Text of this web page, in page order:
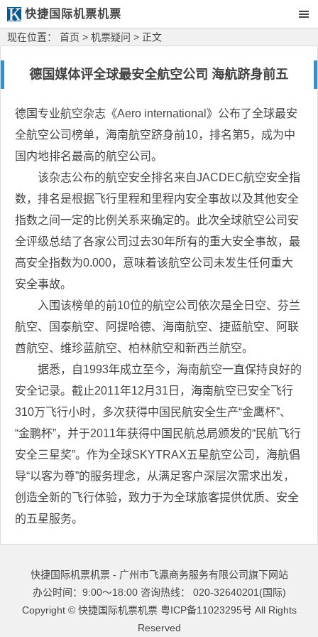
快捷国际机票机票
现在位置： 首页 > 机票疑问 > 正文
德国媒体评全球最安全航空公司 海航跻身前五
德国专业航空杂志《Aero international》公布了全球最安
全航空公司榜单，海南航空跻身前10，排名第5，成为中
国内地排名最高的航空公司。
该杂志公布的航空安全排名来自JACDEC航空安全指
数，排名是根据飞行里程和里程内安全事故以及其他安全
指数之间一定的比例关系来确定的。此次全球航空公司安
全评级总结了各家公司过去30年所有的重大安全事故，最
高安全指数为0.000，意味着该航空公司未发生任何重大
安全事故。
入围该榜单的前10位的航空公司依次是全日空、芬兰
航空、国泰航空、阿提哈德、海南航空、捷蓝航空、阿联
酋航空、维珍蓝航空、柏林航空和新西兰航空。
据悉，自1993年成立至今，海南航空一直保持良好的
安全记录。截止2011年12月31日，海南航空已安全飞行
310万飞行小时，多次获得中国民航安全生产“金鹰杯”、
“金鹏杯”，并于2011年获得中国民航总局颁发的“民航飞行
安全三星奖”。作为全球SKYTRAX五星航空公司，海航倡
导“以客为尊”的服务理念，从满足客户深层次需求出发，
创造全新的飞行体验，致力于为全球旅客提供优质、安全
的五星服务。
快捷国际机票机票 - 广州市飞瀛商务服务有限公司旗下网站
办公时间：9:00～18:00 咨询热线： 020-32640201(国际)
Copyright © 快捷国际机票机票 粤ICP备11023295号 All Rights
Reserved